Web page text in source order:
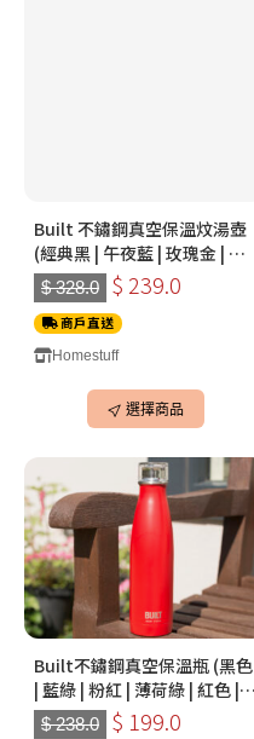
Built 不鏽鋼真空保溫炆湯壺
(經典黑 | 午夜藍 | 玫瑰金 | 亮
銀灰)
$ 328.0 $ 239.0
商戶直送
Homestuff
選擇商品
Built不鏽鋼真空保溫瓶 (黑色
| 藍綠 | 粉紅 | 薄荷綠 | 紅色 |
淺藍)
$ 238.0 $ 199.0